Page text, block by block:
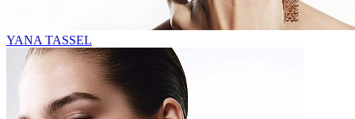
YANA TASSEL